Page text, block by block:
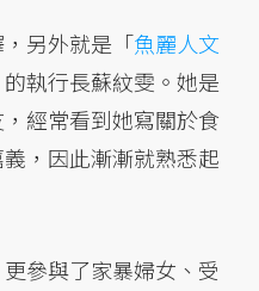
另外就是「魚麗人文
的執行長蘇紋雯。她是
經常看到她寫關於食
，因此漸漸就熟悉起
參與了家暴婦女、受